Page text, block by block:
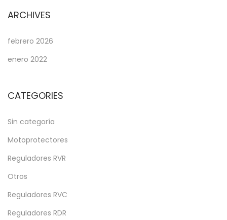
ARCHIVES
febrero 2026
enero 2022
CATEGORIES
Sin categoría
Motoprotectores
Reguladores RVR
Otros
Reguladores RVC
Reguladores RDR